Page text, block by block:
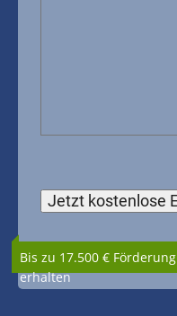
Bis zu 17.500 € Förderung
erhalten